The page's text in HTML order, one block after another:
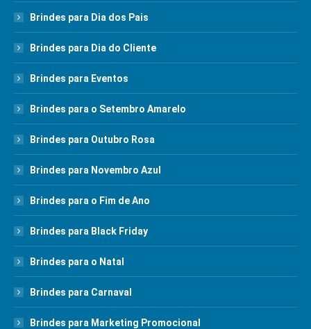
Brindes para Dia dos Pais
Brindes para Dia do Cliente
Brindes para Eventos
Brindes para o Setembro Amarelo
Brindes para Outubro Rosa
Brindes para Novembro Azul
Brindes para o Fim de Ano
Brindes para Black Friday
Brindes para o Natal
Brindes para Carnaval
Brindes para Marketing Promocional